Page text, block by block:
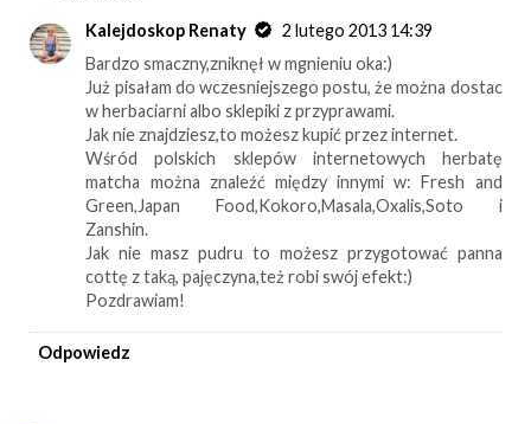
Kalejdoskop Renaty
2 lutego 2013 14:39
Bardzo smaczny,zniknęł w mgnieniu oka:)
Już pisałam do wczesniejszego postu, że można dostac
w herbaciarni albo sklepiki z przyprawami.
Jak nie znajdziesz,to możesz kupić przez internet.
Wśród polskich sklepów internetowych herbatę
matcha można znaleźć między innymi w: Fresh and
Green,Japan Food,Kokoro,Masala,Oxalis,Soto i
Zanshin.
Jak nie masz pudru to możesz przygotować panna
cottę z taką, pajęczyna,też robi swój efekt:)
Pozdrawiam!
Odpowiedz